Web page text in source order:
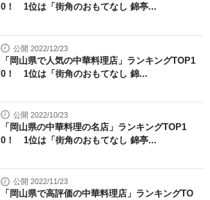
0！ 1位は「街角のおもてなし 錦亭...
公開 2022/12/23
「岡山県で人気の中華料理店」ランキングTOP1
0！ 1位は「街角のおもてなし 錦...
公開 2022/10/23
「岡山県の中華料理の名店」ランキングTOP1
0！ 1位は「街角のおもてなし 錦亭...
公開 2022/11/23
「岡山県で高評価の中華料理店」ランキングTO